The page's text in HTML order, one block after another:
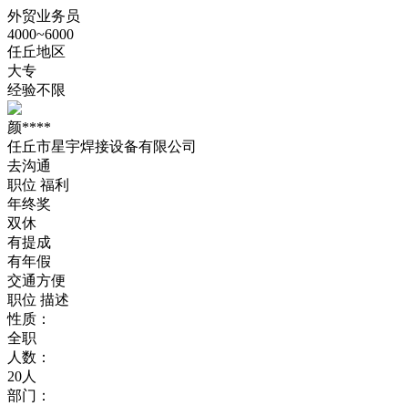
外贸业务员
4000~6000
任丘地区
大专
经验不限
颜****
任丘市星宇焊接设备有限公司
去沟通
职位 福利
年终奖
双休
有提成
有年假
交通方便
职位 描述
性质：
全职
人数：
20人
部门：